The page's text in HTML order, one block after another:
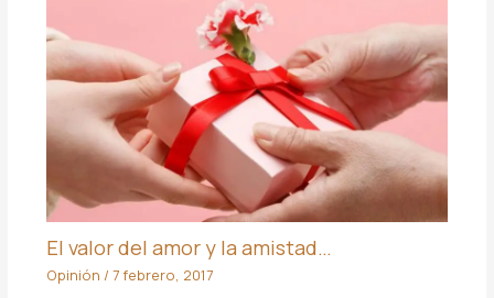
El valor del amor y la amistad…
Opinión / 7 febrero, 2017